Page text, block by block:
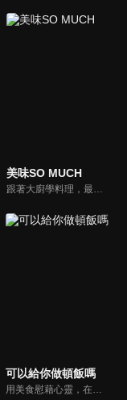
美味SO MUCH
跟著大廚學料理，最強的料理小百科，美味SO MUCH！
可以給你做頓飯嗎
用美食慰藉心靈，在飯桌上這個中國人最傳統的聊天場域打開素人物件心門；潛移默化地引出社會熱點話題，打造一檔有趣、有用、有意義的人文類真人秀。